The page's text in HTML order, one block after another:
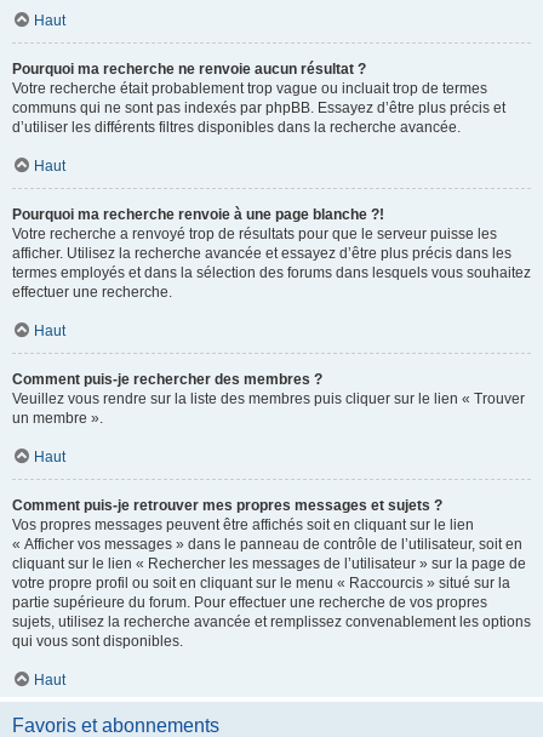
Haut
Pourquoi ma recherche ne renvoie aucun résultat ?
Votre recherche était probablement trop vague ou incluait trop de termes
communs qui ne sont pas indexés par phpBB. Essayez d’être plus précis et
d’utiliser les différents filtres disponibles dans la recherche avancée.
Haut
Pourquoi ma recherche renvoie à une page blanche ?!
Votre recherche a renvoyé trop de résultats pour que le serveur puisse les
afficher. Utilisez la recherche avancée et essayez d’être plus précis dans les
termes employés et dans la sélection des forums dans lesquels vous souhaitez
effectuer une recherche.
Haut
Comment puis-je rechercher des membres ?
Veuillez vous rendre sur la liste des membres puis cliquer sur le lien « Trouver
un membre ».
Haut
Comment puis-je retrouver mes propres messages et sujets ?
Vos propres messages peuvent être affichés soit en cliquant sur le lien
« Afficher vos messages » dans le panneau de contrôle de l’utilisateur, soit en
cliquant sur le lien « Rechercher les messages de l’utilisateur » sur la page de
votre propre profil ou soit en cliquant sur le menu « Raccourcis » situé sur la
partie supérieure du forum. Pour effectuer une recherche de vos propres
sujets, utilisez la recherche avancée et remplissez convenablement les options
qui vous sont disponibles.
Haut
Favoris et abonnements